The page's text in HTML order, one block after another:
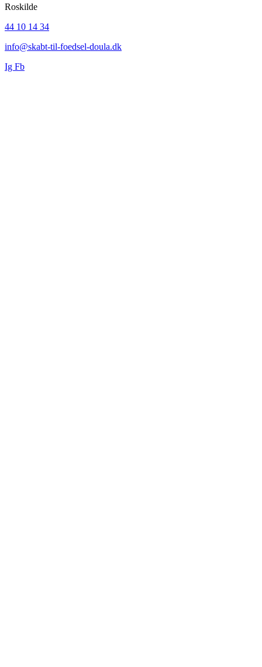
Roskilde
44 10 14 34
info@skabt-til-foedsel-doula.dk
Ig Fb